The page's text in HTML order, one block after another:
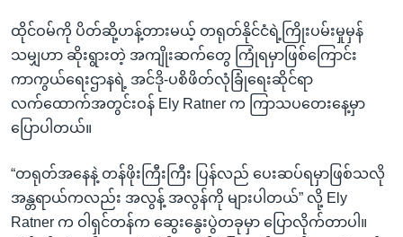
ရန်
နေရာ
သို့
ကျော်
ရန်
ထိုင်ဝမ်ကို ပိတ်ဆို့ဟန့်တားမယ့် တရုတ်နိုင်ငံရဲ့ကြိုးပမ်းမှုမှန်
သမျှဟာ ဆိုးရွားတဲ့ အကျိုးဆက်တွေ ကြုံရမှာဖြစ်ကြောင်း
ကာကွယ်ရေးဌာနရဲ့ အင်ဒို-ပစိဖိတ်လုံခြုံရေးဆိုင်ရာ
လက်ထောက်အတွင်းဝန် Ely Ratner က ကြာသပတေးနေ့မှာ
ပြောပါတယ်။
“တရုတ်အနေနဲ့ တန်ဖိုးကြီးကြီး ပြန်လည် ပေးဆပ်ရမှာဖြစ်သလို
အန္တရာယ်ကလည်း အလွန့် အလွန်ကို များပါတယ်” လို့ Ely
Ratner က ဝါရှင်တန်က ဆွေးနွေးပွဲတခုမှာ ပြောလိုက်တာပါ။